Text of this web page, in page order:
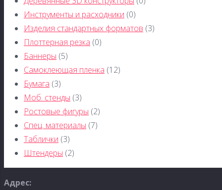
Инструменты и расходники (0)
Изделия стандартных форматов (3)
Плоттерная резка (0)
Баннеры (5)
Самоклеющая пленка (12)
Бумага (3)
Моб. стенды (3)
Ростовые фигуры (2)
Спец. материалы (7)
Таблички (3)
Штендеры (2)
Адрес: